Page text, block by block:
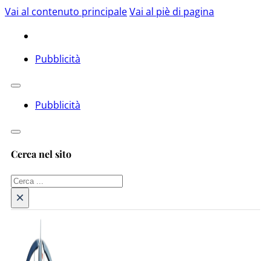
Vai al contenuto principaleVai al piè di pagina
Pubblicità
Pubblicità
Cerca nel sito
Cerca
×